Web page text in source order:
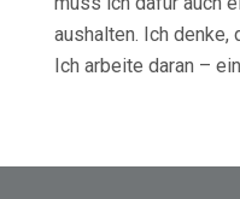
aushalten. Ich denke,
Ich arbeite daran –